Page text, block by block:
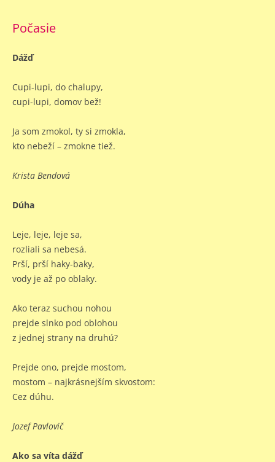
Počasie
Dážď
Cupi-lupi, do chalupy,
cupi-lupi, domov bež!
Ja som zmokol, ty si zmokla,
kto nebeží – zmokne tiež.
Krista Bendová
Dúha
Leje, leje, leje sa,
rozliali sa nebesá.
Prší, prší haky-baky,
vody je až po oblaky.
Ako teraz suchou nohou
prejde slnko pod oblohou
z jednej strany na druhú?
Prejde ono, prejde mostom,
mostom – najkrásnejším skvostom:
Cez dúhu.
Jozef Pavlovič
Ako sa víta dážď